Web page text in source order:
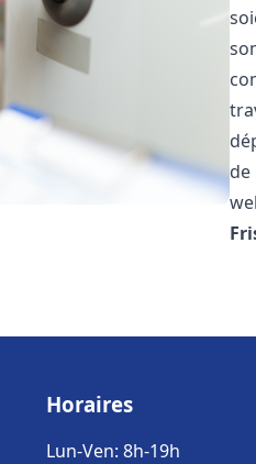
de
Horaires
Lun-Ven: 8h-19h